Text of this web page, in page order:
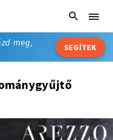
meg,
SEGÍTEK